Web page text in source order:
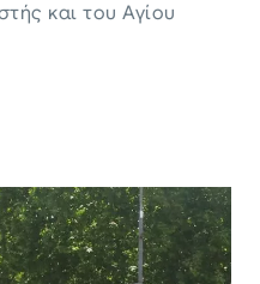
και του Αγίου